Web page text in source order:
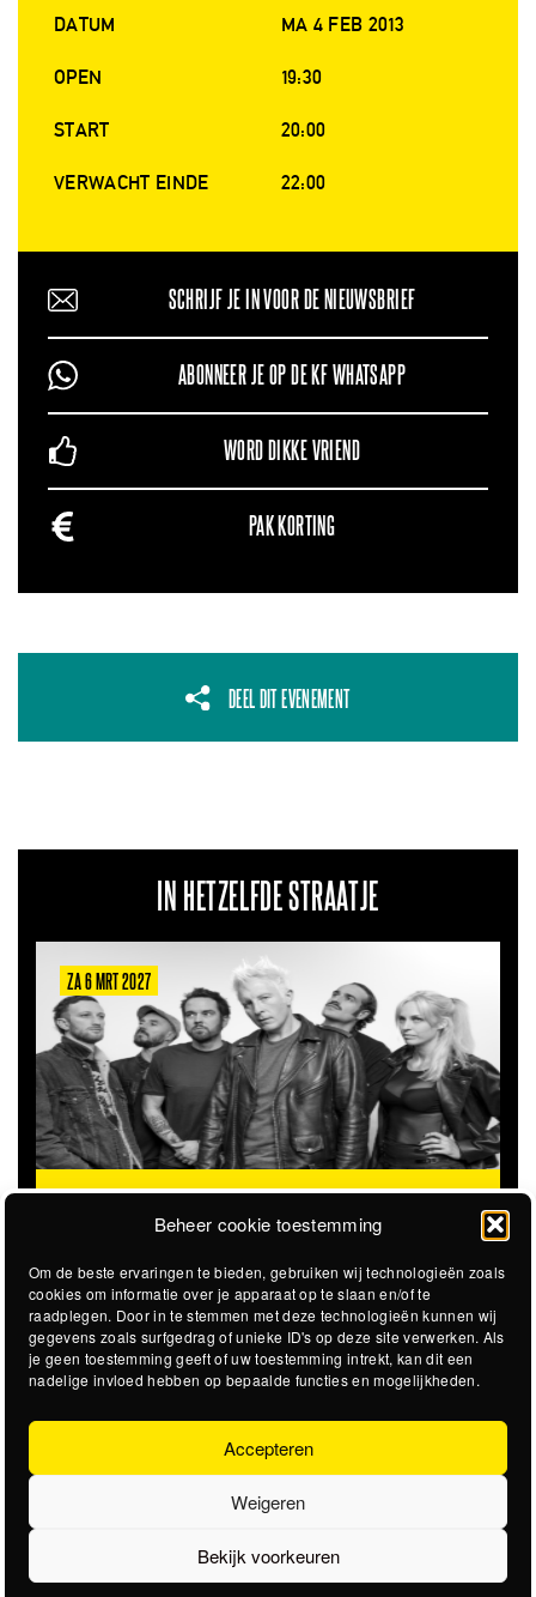
Beheer cookie toestemming
Om de beste ervaringen te bieden, gebruiken wij technologieën zoals
cookies om informatie over je apparaat op te slaan en/of te
raadplegen. Door in te stemmen met deze technologieën kunnen wij
gegevens zoals surfgedrag of unieke ID's op deze site verwerken. Als
je geen toestemming geeft of uw toestemming intrekt, kan dit een
nadelige invloed hebben op bepaalde functies en mogelijkheden.
Accepteren
Weigeren
Bekijk voorkeuren
DATUM MA 4 FEB 2013
OPEN 19:30
START 20:00
VERWACHT EINDE 22:00
SCHRIJF JE IN VOOR DE NIEUWSBRIEF
ABONNEER JE OP DE KF WHATSAPP
WORD DIKKE VRIEND
PAK KORTING
DEEL DIT EVENEMENT
IN HETZELFDE STRAATJE
ZA 6 MRT 2027